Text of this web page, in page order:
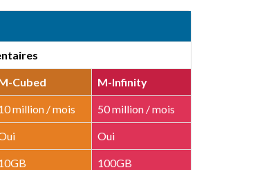
Cubed M-Infinity
million / mois 50 million / mois
Oui
100GB